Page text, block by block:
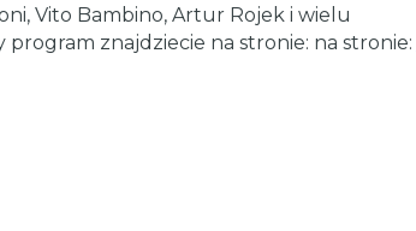
Vito Bambino, Artur Rojek i wielu
program znajdziecie na stronie: na stronie: